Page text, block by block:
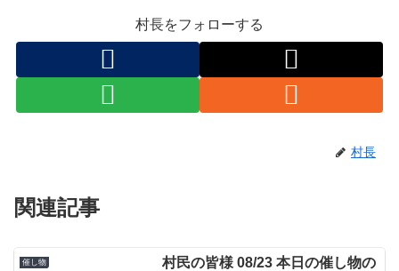
村長をフォローする
村長
関連記事
催し物
村民の皆様 08/23 本日の催し物の